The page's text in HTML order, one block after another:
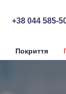
+38 044 585-
Покриття